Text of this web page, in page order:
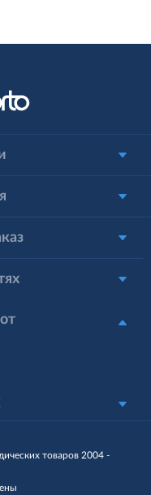
товаров 2004 -